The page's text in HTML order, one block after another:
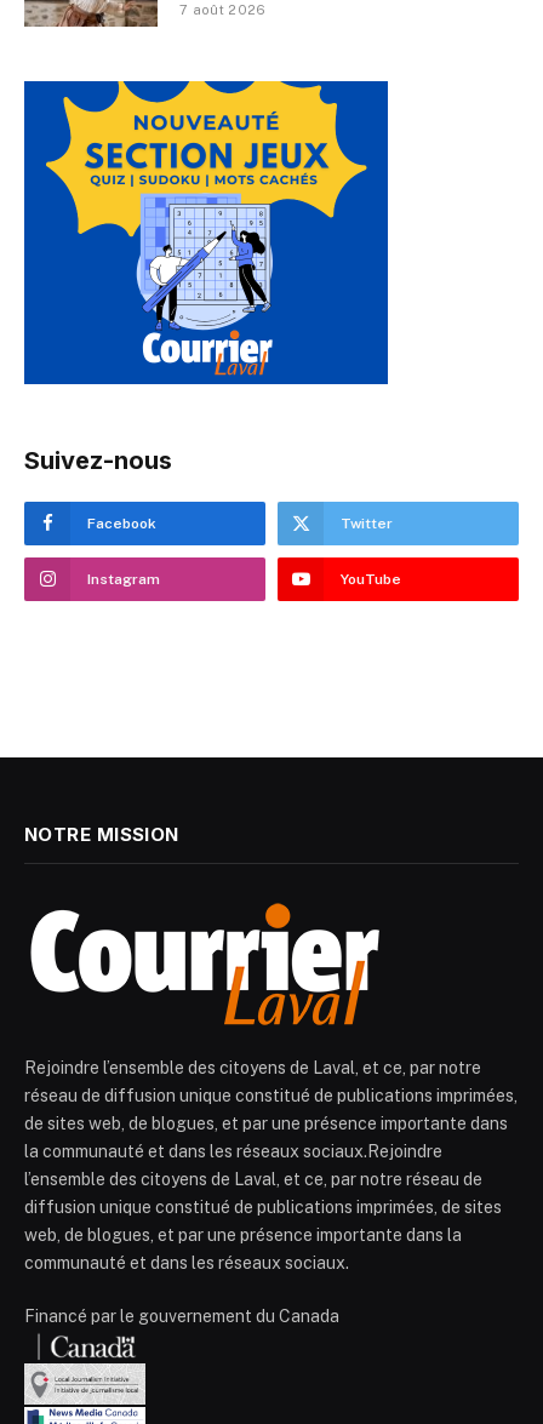
7 août 2026
Suivez-nous
Facebook Twitter
Instagram YouTube
NOTRE MISSION
Rejoindre l’ensemble des citoyens de Laval, et ce, par notre
réseau de diffusion unique constitué de publications imprimées,
de sites web, de blogues, et par une présence importante dans
la communauté et dans les réseaux sociaux.Rejoindre
l’ensemble des citoyens de Laval, et ce, par notre réseau de
diffusion unique constitué de publications imprimées, de sites
web, de blogues, et par une présence importante dans la
communauté et dans les réseaux sociaux.
Financé par le gouvernement du Canada